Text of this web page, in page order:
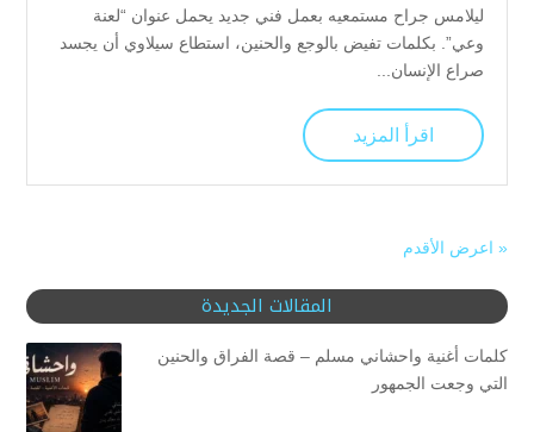
ليلامس جراح مستمعيه بعمل فني جديد يحمل عنوان “لعنة
وعي”. بكلمات تفيض بالوجع والحنين، استطاع سيلاوي أن يجسد
صراع الإنسان...
اقرأ المزيد
« اعرض الأقدم
المقالات الجديدة
كلمات أغنية واحشاني مسلم – قصة الفراق والحنين
التي وجعت الجمهور